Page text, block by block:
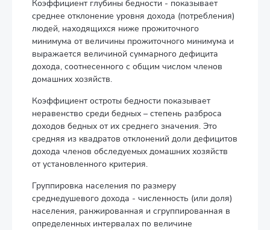
Коэффициент глубины бедности - показывает
среднее отклонение уровня дохода (потребления)
людей, находящихся ниже прожиточного
минимума от величины прожиточного минимума и
выражается величиной суммарного дефицита
дохода, соотнесенного с общим числом членов
домашних хозяйств.
Коэффициент остроты бедности показывает
неравенство среди бедных – степень разброса
доходов бедных от их среднего значения. Это
средняя из квадратов отклонений доли дефицитов
дохода членов обследуемых домашних хозяйств
от установленного критерия.
Группировка населения по размеру
среднедушевого дохода - численность (или доля)
населения, ранжированная и сгруппированная в
определенных интервалах по величине